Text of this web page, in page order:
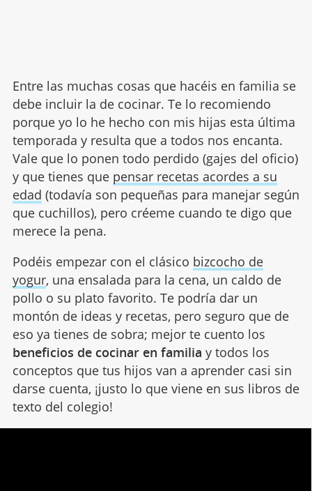
Entre las muchas cosas que hacéis en familia se
debe incluir la de cocinar. Te lo recomiendo
porque yo lo he hecho con mis hijas esta última
temporada y resulta que a todos nos encanta.
Vale que lo ponen todo perdido (gajes del oficio)
y que tienes que pensar recetas acordes a su
edad (todavía son pequeñas para manejar según
que cuchillos), pero créeme cuando te digo que
merece la pena.
Podéis empezar con el clásico bizcocho de
yogur, una ensalada para la cena, un caldo de
pollo o su plato favorito. Te podría dar un
montón de ideas y recetas, pero seguro que de
eso ya tienes de sobra; mejor te cuento los
beneficios de cocinar en familia y todos los
conceptos que tus hijos van a aprender casi sin
darse cuenta, ¡justo lo que viene en sus libros de
texto del colegio!